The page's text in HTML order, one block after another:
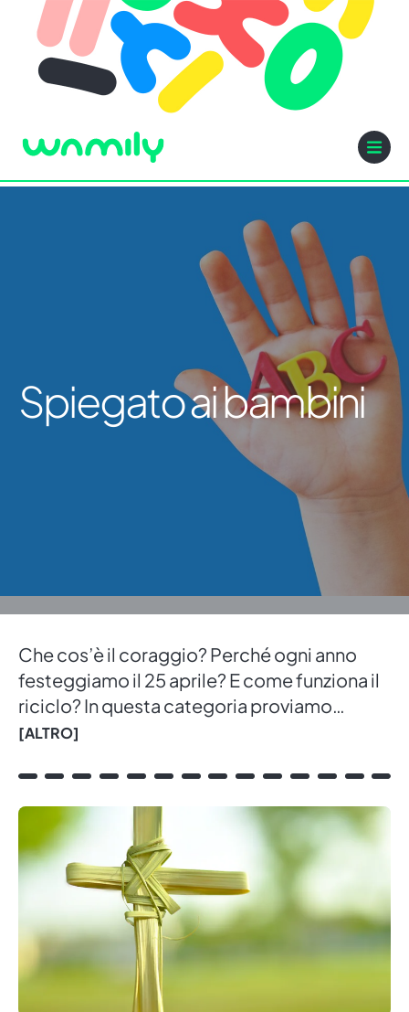
Spiegato ai bambini
Che cos’è il coraggio? Perché ogni anno
festeggiamo il 25 aprile? E come funziona il
riciclo? In questa categoria proviamo
proviamo ad aiutare i più piccoli (e magari
ai grandi “perché” del mondo, spiegando
con semplicità e chiarezza tutti quei temi
che possono suscitare la curiosità di un
bambino, sia a casa che a scuola.
[ALTRO]